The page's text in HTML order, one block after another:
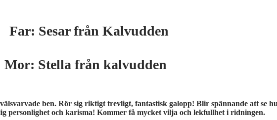
från Kalvudden
Mor: Stella från kalvudden
ben. Rör sig riktigt trevligt, fantastisk galopp! Blir spännande att se
personlighet och karisma! Kommer få mycket vilja och lekfullhet i ridningen.